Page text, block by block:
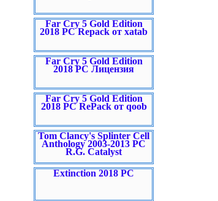
Far Cry 5 Gold Edition
2018 PC Repack от xatab
Far Cry 5 Gold Edition
2018 PC Лицензия
Far Cry 5 Gold Edition
2018 PC RePack от qoob
Tom Clancy's Splinter Cell
Anthology 2003-2013 PC
R.G. Catalyst
Extinction 2018 PC